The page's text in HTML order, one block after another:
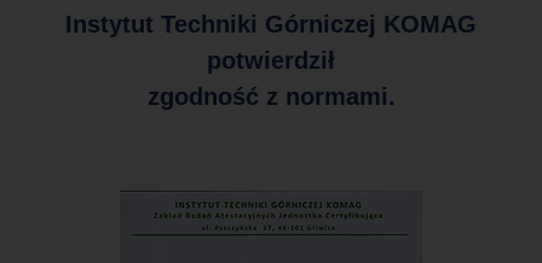
Instytut Techniki Górniczej KOMAG
potwierdził
zgodność z normami.